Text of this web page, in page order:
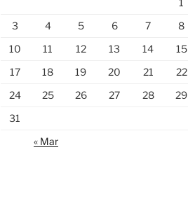
1
3
4 5 6 7 8
10
11 12 13 14 15
17
18 19 20 21 22
24
25 26 27 28 29
31
« Mar